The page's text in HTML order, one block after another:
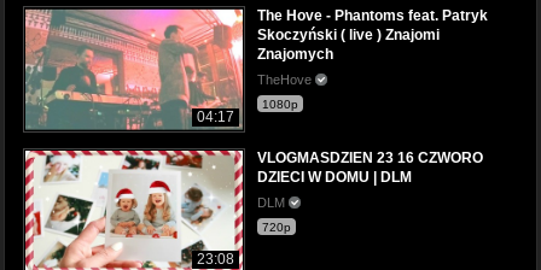
04:17
The Hove - Phantoms feat. Patryk
Skoczyński ( live ) Znajomi
Znajomych
TheHove
1080p
23:08
VLOGMASDZIEN 23 16 CZWORO
DZIECI W DOMU | DLM
DLM
720p